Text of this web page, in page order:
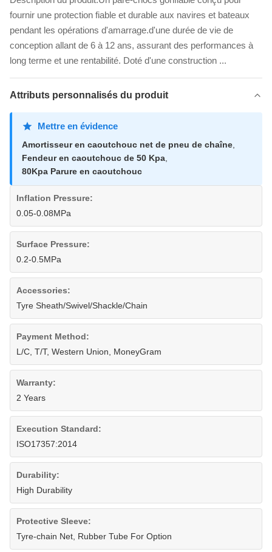
fournir une protection fiable et durable aux navires et bateaux
pendant les opérations d'amarrage.d'une durée de vie de
conception allant de 6 à 12 ans, assurant des performances à
long terme et une rentabilité. Doté d'une construction ...
Attributs personnalisés du produit
Mettre en évidence
Amortisseur en caoutchouc net de pneu de chaîne
Fendeur en caoutchouc de 50 Kpa
80Kpa Parure en caoutchouc
Inflation Pressure:
0.05-0.08MPa
Surface Pressure:
0.2-0.5MPa
Accessories:
Tyre Sheath/Swivel/Shackle/Chain
Payment Method:
L/C, T/T, Western Union, MoneyGram
Warranty:
2 Years
Execution Standard:
ISO17357:2014
Durability:
High Durability
Protective Sleeve:
Tyre-chain Net, Rubber Tube For Option